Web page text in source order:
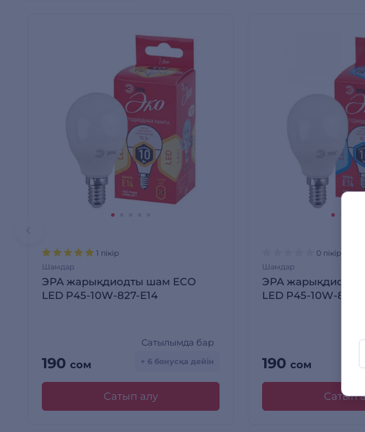
1 пікір
Шамдар
ЭРА жарықдиодты шам ECO
LED P45-10W-827-E14
190 сом
Сатылымда бар
+ 6 бонусқа дейін
Сатып алу
0 пікірлер
Шамдар
ЭРА жарықдиодты
LED P45-10W-840-
190 сом
Сатып